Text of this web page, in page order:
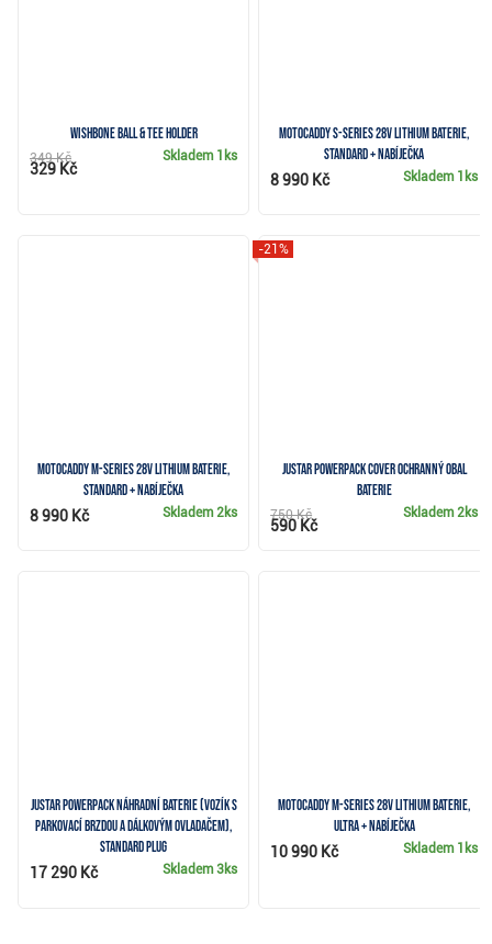
Wishbone Ball & Tee Holder
Skladem 1ks
349 Kč
329 Kč
Motocaddy S-Series 28V Lithium baterie,
STANDARD + nabíječka
Skladem 1ks
8 990 Kč
Motocaddy M-Series 28V Lithium baterie,
Standard + nabíječka
Skladem2ks
8 990 Kč
JuStar Powerpack Cover ochranný obal
baterie
-21%
Skladem2ks
750 Kč
590 Kč
JuStar Powerpack náhradní baterie (vozík s
parkovací brzdou a dálkovým ovladačem),
STANDARD plug
Skladem3ks
17 290 Kč
Motocaddy M-Series 28V Lithium baterie,
ULTRA + nabíječka
Skladem 1ks
10 990 Kč